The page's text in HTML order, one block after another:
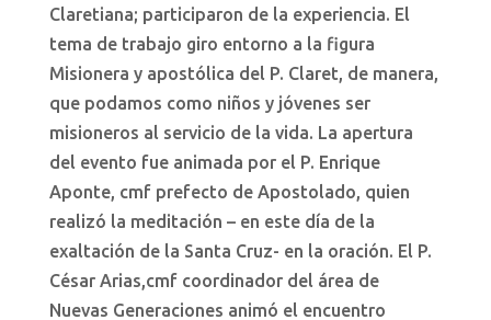
Claretiana; participaron de la experiencia. El
tema de trabajo giro entorno a la figura
Misionera y apostólica del P. Claret, de manera,
que podamos como niños y jóvenes ser
misioneros al servicio de la vida. La apertura
del evento fue animada por el P. Enrique
Aponte, cmf prefecto de Apostolado, quien
realizó la meditación – en este día de la
exaltación de la Santa Cruz- en la oración. El P.
César Arias,cmf coordinador del área de
Nuevas Generaciones animó el encuentro